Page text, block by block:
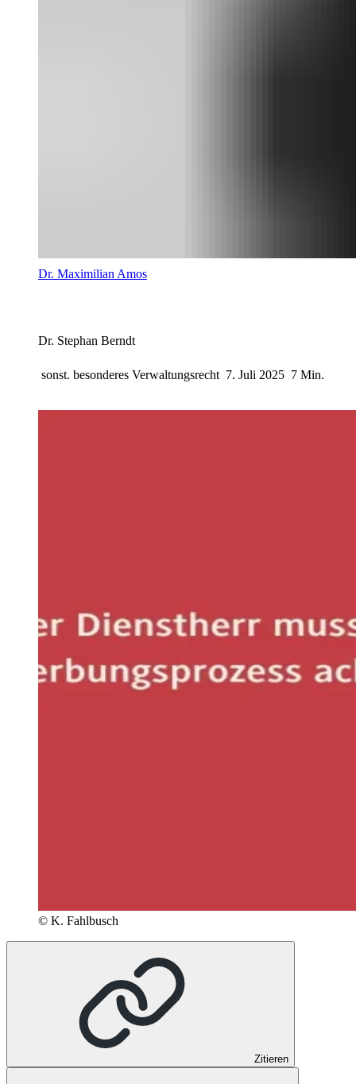
Dr. Maximilian Amos
Dr. Stephan Berndt
sonst. besonderes Verwaltungsrecht 7. Juli 2025 7 Min.
© K. Fahlbusch
Zitieren